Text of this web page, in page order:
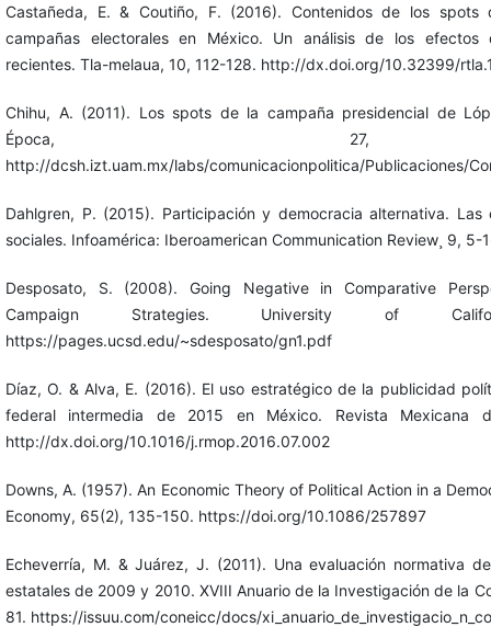
Castañeda, E. & Coutiño, F. (2016). Contenidos de los
campañas electorales en México. Un análisis de los efectos
recientes. Tla-melaua, 10, 112-128. http://dx.doi.org/10.32399/
Chihu, A. (2011). Los spots de la campaña presidencial de
Época, 27,
http://dcsh.izt.uam.mx/labs/comunicacionpolitica/Publicaciones/
Dahlgren, P. (2015). Participación y democracia alternativa.
sociales. Infoamérica: Iberoamerican Communication Review¸ 9, 5-
Desposato, S. (2008). Going Negative in Comparative
Campaign Strategies. University of
https://pages.ucsd.edu/~sdesposato/gn1.pdf
Díaz, O. & Alva, E. (2016). El uso estratégico de la publicidad
federal intermedia de 2015 en México. Revista Mexicana
http://dx.doi.org/10.1016/j.rmop.2016.07.002
Downs, A. (1957). An Economic Theory of Political Action in a
Economy, 65(2), 135-150. https://doi.org/10.1086/257897
Echeverría, M. & Juárez, J. (2011). Una evaluación normativa
estatales de 2009 y 2010. XVIII Anuario de la Investigación de la
81. https://issuu.com/coneicc/docs/